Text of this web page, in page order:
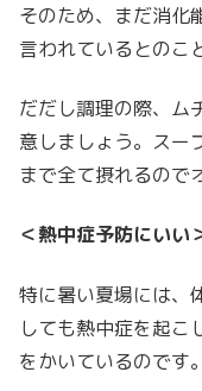
そのため、まだ消化
言われているとのこ
だだし調理の際、ム
意しましょう。スー
まで全て摂れるので
＜熱中症予防にいい
特に暑い夏場には、
しても熱中症を起こ
をかいているのです。